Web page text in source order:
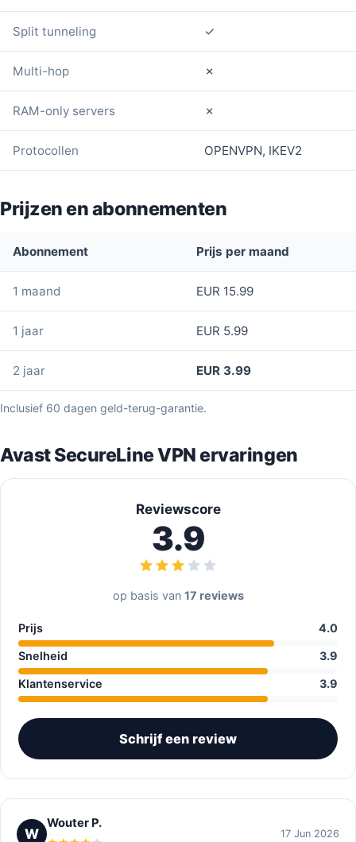
Split tunneling ✓
Multi-hop ✗
RAM-only servers ✗
Protocollen OPENVPN, IKEV2
Prijzen en abonnementen
Abonnement Prijs per maand
1 maand EUR 15.99
1 jaar EUR 5.99
2 jaar EUR 3.99
Inclusief 60 dagen geld-terug-garantie.
Avast SecureLine VPN ervaringen
Reviewscore
3.9
op basis van 17 reviews
Prijs 4.0
Snelheid 3.9
Klantenservice 3.9
Schrijf een review
W
Wouter P.
17 Jun 2026